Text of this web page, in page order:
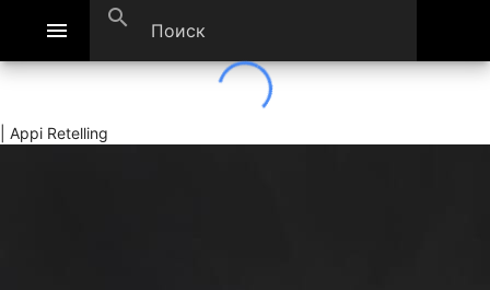
menu search
| Appi Retelling